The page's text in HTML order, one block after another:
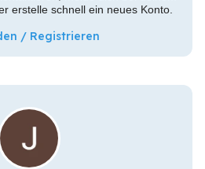
erstelle schnell ein neues Konto.
/ Registrieren